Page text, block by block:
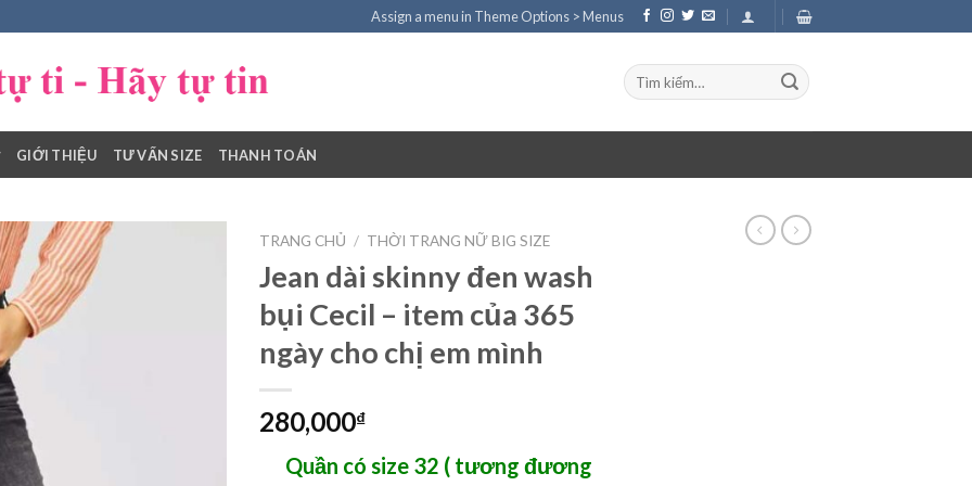
Assign a menu in Theme Options > Menus
Tìm
kiếm:
GIỚI THIỆU TƯ VẤN SIZE THANH TOÁN
TRANG CHỦ / THỜI TRANG NỮ BIG SIZE
Jean dài skinny đen wash
bụi Cecil – item của 365
ngày cho chị em mình
280,000₫
Quần có size 32 ( tương đương